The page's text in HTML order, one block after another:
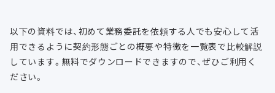
以下の資料では、初めて業務委託を依頼する人でも安心して活
用できるように契約形態ごとの概要や特徴を一覧表で比較解説
しています。無料でダウンロードできますので、ぜひご利用く
ださい。